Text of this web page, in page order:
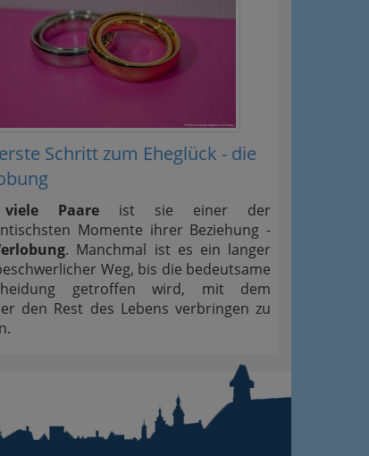
Schritt zum Eheglück - die
viele Paare ist sie einer der
Momente ihrer Beziehung -
. Manchmal ist es ein langer
Weg, bis die bedeutsame
getroffen wird, mit dem
den Rest des Lebens verbringen zu